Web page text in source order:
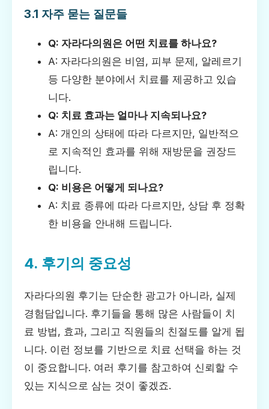
3.1 자주 묻는 질문들
Q: 자라다의원은 어떤 치료를 하나요?
A: 자라다의원은 비염, 피부 문제, 알레르기
등 다양한 분야에서 치료를 제공하고 있습
니다.
Q: 치료 효과는 얼마나 지속되나요?
A: 개인의 상태에 따라 다르지만, 일반적으
로 지속적인 효과를 위해 재방문을 권장드
립니다.
Q: 비용은 어떻게 되나요?
A: 치료 종류에 따라 다르지만, 상담 후 정확
한 비용을 안내해 드립니다.
4. 후기의 중요성
자라다의원 후기는 단순한 광고가 아니라, 실제
경험담입니다. 후기들을 통해 많은 사람들이 치
료 방법, 효과, 그리고 직원들의 친절도를 알게 됩
니다. 이런 정보를 기반으로 치료 선택을 하는 것
이 중요합니다. 여러 후기를 참고하여 신뢰할 수
있는 지식으로 삼는 것이 좋겠죠.